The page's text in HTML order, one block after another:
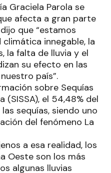
Graciela Parola se
afecta a gran parte
que “estamos
innegable, la
la falta de lluvia y el
su efecto en las
país”.
sobre Sequías
(SISSA), el 54,48% del
sequías, siendo uno
del fenómeno La
a esa realidad, los
Oeste son los más
algunas lluvias